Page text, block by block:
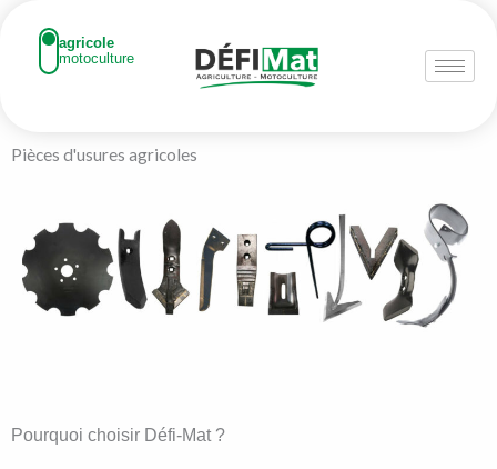
contenu
agricole
motoculture
Pièces d'usures agricoles
Pourquoi choisir Défi-Mat ?